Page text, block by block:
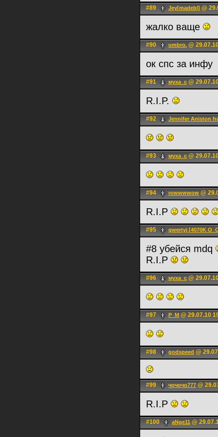
#89 Jey[madebl] @
жалко ваще
#90 umbro. @
ок спс за инфу
#91 муха_с @
R.I.P.
#92 Jennifer Aniston
#93 муха_с @
#94 rowwwwow @
R.I.P
#95 qwertyj [4070K
#8 убейся mdq
R.I.P
#96 муха_с @
#97 P_M @ 29.07.10
#98 godspeed @
#99 чочочо777 @
R.I.P
#100 aNge11 @